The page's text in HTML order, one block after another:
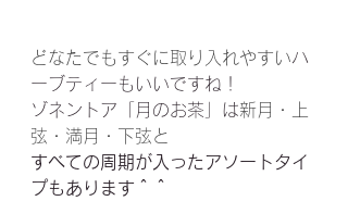
どなたでもすぐに取り入れやすいハ
ーブティーもいいですね！
ゾネントア「月のお茶」は新月・上
弦・満月・下弦と
すべての周期が入ったアソートタイ
プもあります＾＾